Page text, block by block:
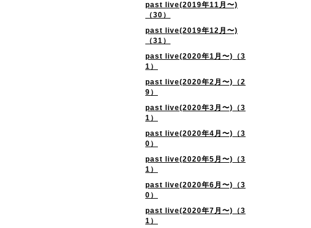
past live(2019年11月〜)
（30）
past live(2019年12月〜)
（31）
past live(2020年1月〜)（3
1）
past live(2020年2月〜)（2
9）
past live(2020年3月〜)（3
1）
past live(2020年4月〜)（3
0）
past live(2020年5月〜)（3
1）
past live(2020年6月〜)（3
0）
past live(2020年7月〜)（3
1）